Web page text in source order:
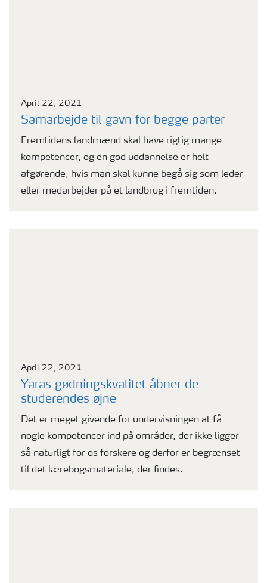
April 22, 2021
Samarbejde til gavn for begge parter
Fremtidens landmænd skal have rigtig mange
kompetencer, og en god uddannelse er helt
afgørende, hvis man skal kunne begå sig som leder
eller medarbejder på et landbrug i fremtiden.
April 22, 2021
Yaras gødningskvalitet åbner de
studerendes øjne
Det er meget givende for undervisningen at få
nogle kompetencer ind på områder, der ikke ligger
så naturligt for os forskere og derfor er begrænset
til det lærebogsmateriale, der findes.